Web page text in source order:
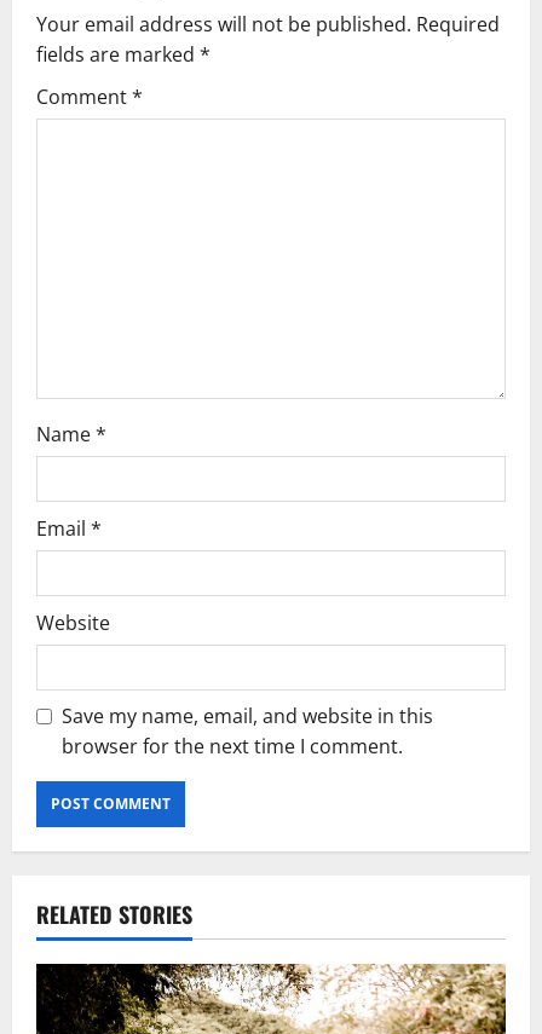
Your email address will not be published. Required
fields are marked *
Comment*
Name*
Email *
Website
Save my name, email, and website in this
browser for the next time I comment.
RELATED STORIES